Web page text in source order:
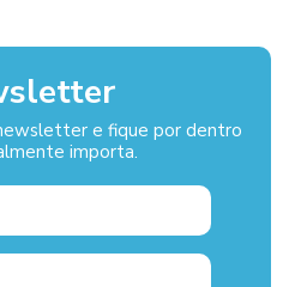
e fique por dentro
importa.